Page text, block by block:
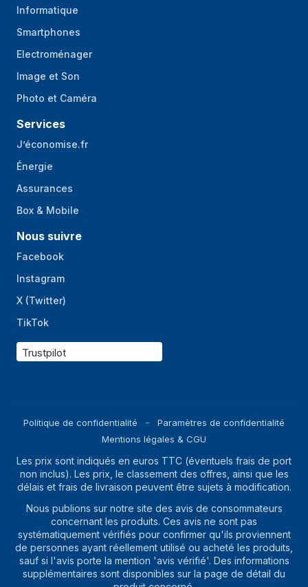
Touches de
fonctionnement
Commande de
Type d'unité de
commande
Pliable
Adaptateurs audio
Câbles inclus
Quantité
Durabilité
Informatique
Smartphones
Electroménager
Image et Son
Photo et Caméra
Services
J’économise.fr
Énergie
Assurances
Box & Mobile
Nous suivre
Facebook
Instagram
X (Twitter)
TikTok
Trustpilot
Politique de confidentialité
Paramètres de confidentialité
Mentions légales & CGU
Les prix sont indiqués en euros TTC (éventuels frais de port
non inclus). Les prix, le classement des offres, ainsi que les
délais et frais de livraison peuvent être sujets à modification.
Nous publions sur notre site des avis de consommateurs
concernant les produits. Ces avis ne sont pas
systématiquement vérifiés pour confirmer qu'ils proviennent
de personnes ayant réellement utilisé ou acheté les produits,
sauf si l'avis porte la mention 'avis vérifié'. Des informations
supplémentaires sont disponibles sur la page de détail du